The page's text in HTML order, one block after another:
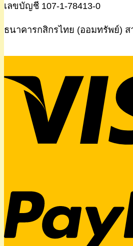
เลขบัญชี 107-1-78413-0
ธนาคารกสิกรไทย (ออมทรัพย์)